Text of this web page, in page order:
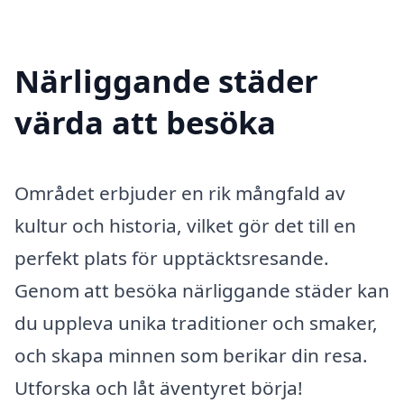
Närliggande städer
värda att besöka
Området erbjuder en rik mångfald av
kultur och historia, vilket gör det till en
perfekt plats för upptäcktsresande.
Genom att besöka närliggande städer kan
du uppleva unika traditioner och smaker,
och skapa minnen som berikar din resa.
Utforska och låt äventyret börja!